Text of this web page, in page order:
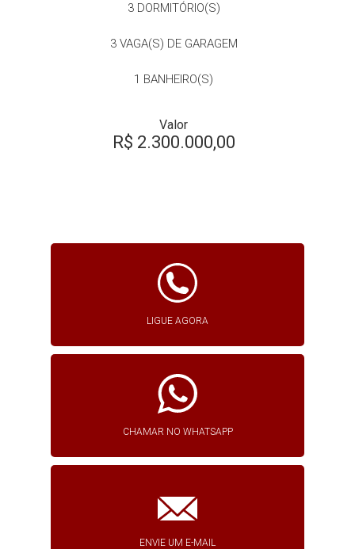
3DORMITÓRIO(S)
3VAGA(S) DE GARAGEM
1 BANHEIRO(S)
Valor
R$ 2.300.000,00
LIGUE AGORA
CHAMAR NO WHATSAPP
ENVIE UM E-MAIL